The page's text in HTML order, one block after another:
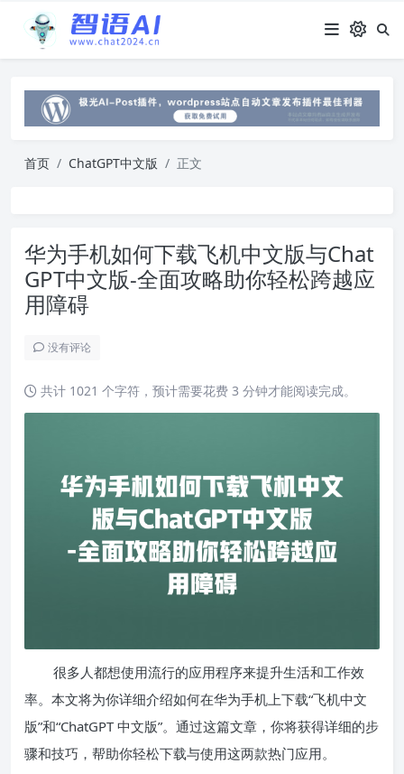
首页 ChatGPT中文版 正文
华为手机如何下载飞机中文版与Chat
GPT中文版-全面攻略助你轻松跨越应
用障碍
没有评论
共计 1021 个字符，预计需要花费 3 分钟才能阅读完成。
很多人都想使用流行的应用程序来提升生活和工作效
率。本文将为你详细介绍如何在华为手机上下载“飞机中文
版”和“ChatGPT 中文版”。通过这篇文章，你将获得详细的步
骤和技巧，帮助你轻松下载与使用这两款热门应用。